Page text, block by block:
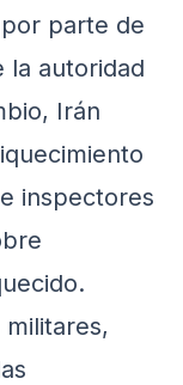
parte de
la autoridad
Irán
inspectores